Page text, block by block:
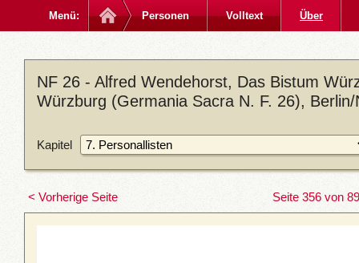
Menü: Personen Volltext Über
NF 26 - Alfred Wendehorst, Das Bistum
Würzburg (Germania Sacra N. F. 26), Berlin/
Kapitel
< Vorherige Seite Seite 356 von